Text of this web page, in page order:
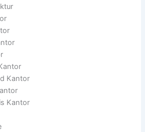
Kantor
Kantor